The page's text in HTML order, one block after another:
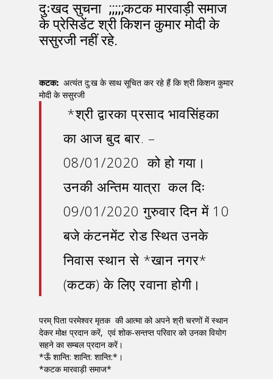
दुःखद सुचना ;;;;;कटक मारवाड़ी समाज
के प्रेसिडेंट श्री किशन कुमार मोदी के
ससुरजी नहीं रहे.
कटक: अत्यंत दु:ख के साथ सूचित कर रहे हैं कि श्री किशन कुमार
मोदी के ससुरजी
*श्री द्वारका प्रसाद भावसिंहका
का आज बुद बार. –
08/01/2020 को हो गया।
उनकी अन्तिम यात्रा कल दिः
09/01/2020 गुरुवार दिन में 10
बजे कंटनमेंट रोड स्थित उनके
निवास स्थान से *खान नगर*
(कटक) के लिए रवाना होगी।
परम् पिता परमेश्वर मृतक की आत्मा को अपने श्री चरणों में स्थान
देकर मोक्ष प्रदान करें, एवं शोक-सन्तप्त परिवार को उनका वियोग
सहने का सम्बल प्रदान करें।
*ऊँ शान्ति: शान्ति: शान्ति:*।
*कटक मारवाड़ी समाज*